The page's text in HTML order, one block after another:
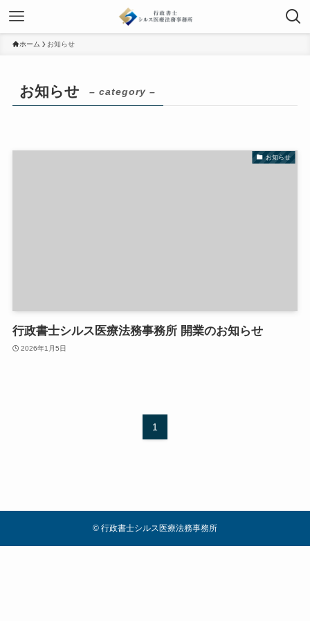
ホーム お知らせ
お知らせ – category –
お知らせ
行政書士シルス医療法務事務所 開業のお知らせ
2026年1月5日
1
© 行政書士シルス医療法務事務所